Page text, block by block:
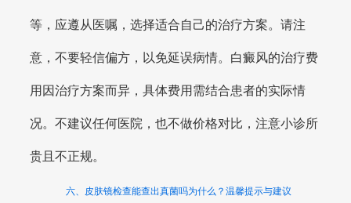
等，应遵从医嘱，选择适合自己的治疗方案。请注
意，不要轻信偏方，以免延误病情。白癜风的治疗费
用因治疗方案而异，具体费用需结合患者的实际情
况。不建议任何医院，也不做价格对比，注意小诊所
贵且不正规。
六、皮肤镜检查能查出真菌吗为什么？温馨提示与建议